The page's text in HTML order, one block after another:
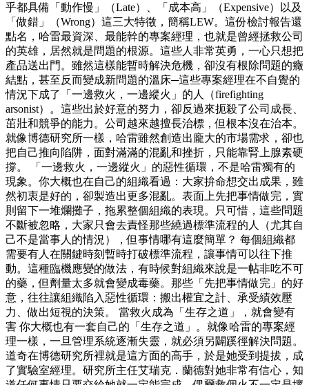
乎都具備「動作慢」（Late）、「成本高」（Expensive）以及
「做錯」（Wrong）這三大特徵，簡稱LEW。這份檢討報告還
點名，哈雷最資深、最能幹的專案經理，也就是曾經拯救公司
的英雄，居然就是問題的根源。這些人非常英勇，一心只想把
產品送出門。雖然這樣能暫時解決危機，卻沒有根除問題的癥
結點，甚至反而變成新問題的溫床─這些專案經理在不自覺的
情況下成了「一邊救火，一邊縱火」的人（firefighting
arsonist）。這些出於好意的努力，卻反過來扼殺了公司成長、
茁壯和競爭的能力。公司越來越擅長治標，但根本沒在治本。
就像博德研究所一樣，哈雷雖然創造出龐大的市場需求，卻也
把自己推向陷阱，面對滿滿的混亂和挫折，只能靠腎上腺素硬
撐。 「一邊救火，一邊縱火」的惡性循環，不是哈雷獨有的
現象。你大概也在自己的組織看過：大家拚命想交出成果，雖
然初衷是好的，卻製造出更多混亂。表面上先把事情做完，實
則留下一堆爛攤子，拖累整個組織的表現。只可惜，這些問題
不斷被忽略，大家只會去責怪那些繞過標準流程的人（尤其自
己不是當事人的情況），但事情哪有這麼簡單？ 每個組織都
需要有人在關鍵時刻暫時打破標準流程，讓事情可以往下推
動。這種臨機應變的做法，有時候對組織來說是一帖非吃不可
的藥，但劑量太多就會變成毒藥。那些「先把事情做完」的好
意，往往讓組織陷入惡性循環：搬出權宜之計、承受績效壓
力、做出短視的決策。 當救火成為「生存之道」，就會變有
害 你大概也有一套自己的「生存之道」。就像哈雷的專案經
理一樣，一旦管理系統逐漸失靈，就必須另闢蹊徑解決問題。
道奇在博德研究所裡就是這方面的高手，於是她受到提拔，成
了實驗室經理。研究所主任艾瑞克．蘭德對她非常有信心，知